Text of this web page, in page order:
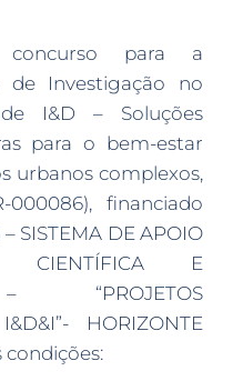
concurso para a
de Investigação no
I&D – Soluções
para o bem-estar
urbanos complexos,
000086), financiado
SISTEMA DE APOIO
CIENTÍFICA E
“PROJETOS
HORIZONTE
condições: